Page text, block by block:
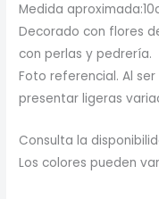
Medida
Decorado con flores
con perlas y pedrería.
Foto referencial. Al
presentar ligeras
Consulta la
Los colores pueden